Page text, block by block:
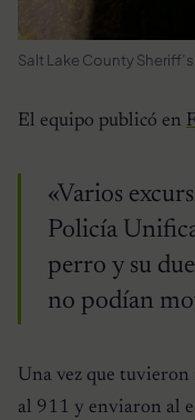
Salt Lake County
El equipo publicó en
«Varios
Policía
perro y su
no podían
Una vez que
al 911 y enviaron al